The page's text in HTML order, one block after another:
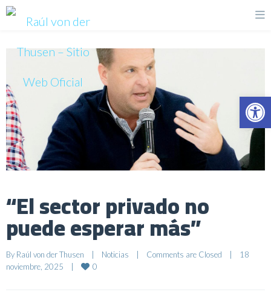
“El sector privado no
puede esperar más”
By Raúl von der Thusen | Noticias | Comments are Closed |
18
noviembre, 2025
| 0